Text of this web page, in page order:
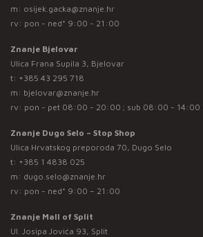
m: osijek.gacka@znanje.hr
rv: pon - ned* 9:00 - 21:00
Znanje Bjelovar
Ulica Frana Supila 3, Bjelovar
t: +385 43 295 718
m: bjelovar@znanje.hr
rv: pon - pet 08:00 - 20:00 ; sub 08:00 - 14:00
Znanje Dugo Selo – Stop Shop
Ulica Hrvatskog preporoda 70, Dugo Selo
t: +385 1 4838 025
m: dugo.selo@znanje.hr
rv: pon - ned* 9:00 – 21:00
Znanje Mall of Split
Ul. Josipa Jovića 93, Split